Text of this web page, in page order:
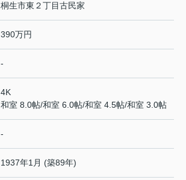
桐生市東２丁目古民家
390万円
-
4K
和室 8.0帖/和室 6.0帖/和室 4.5帖/和室 3.0帖
-
1937年1月 (築89年)